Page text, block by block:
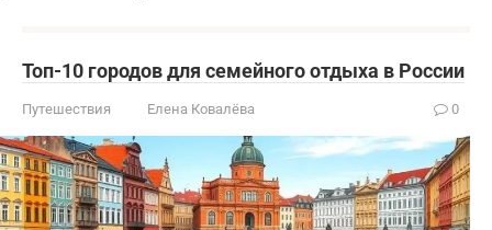
Топ-10 городов для семейного отдыха в России
Путешествия Елена Ковалёва 0